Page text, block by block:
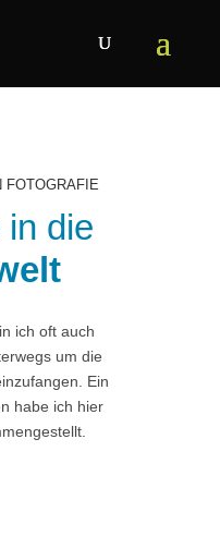
FOTOGRAFIE
die
ich oft auch
um die
Ein
habe ich hier